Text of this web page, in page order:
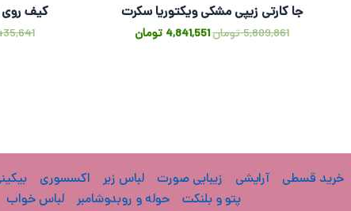
جا کارتی زیپی مشکی ویکتوریا سکرت
5,809,861تومان4,841,551 تومان
کیف روی
خرید قسطی آرایشی زیبایی صورت لباس زیر اکسسوری
پتو و بلنکت
حوله و روبدوشامبر لباس خواب